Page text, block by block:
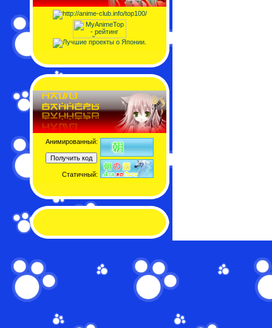
Анимированный:
Статичный: